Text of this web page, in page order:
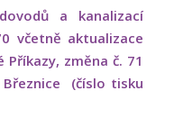
a kanalizací
včetně aktualizace
změna č. 71
(číslo tisku